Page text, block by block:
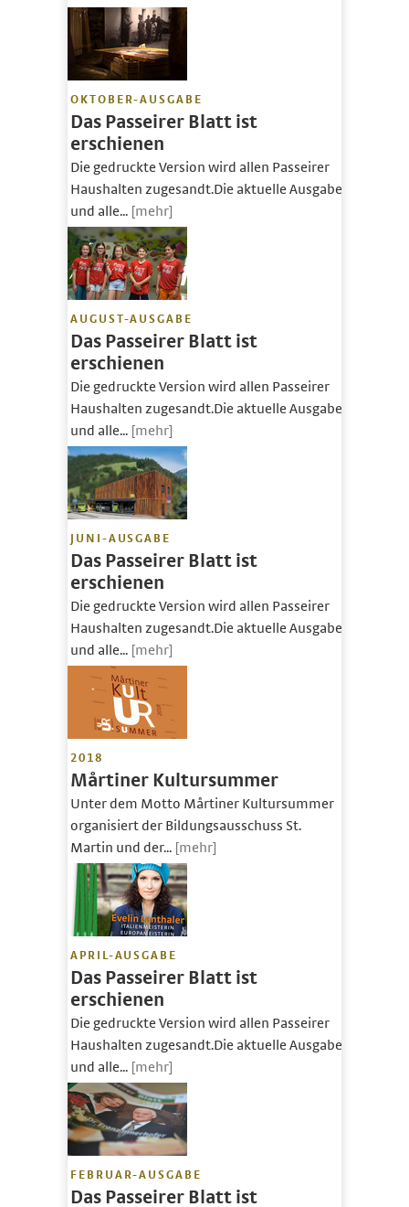
OKTOBER-AUSGABE
Das Passeirer Blatt ist
erschienen
Die gedruckte Version wird allen Passeirer
Haushalten zugesandt.Die aktuelle Ausgabe
und alle... [mehr]
AUGUST-AUSGABE
Das Passeirer Blatt ist
erschienen
Die gedruckte Version wird allen Passeirer
Haushalten zugesandt.Die aktuelle Ausgabe
und alle... [mehr]
JUNI-AUSGABE
Das Passeirer Blatt ist
erschienen
Die gedruckte Version wird allen Passeirer
Haushalten zugesandt.Die aktuelle Ausgabe
und alle... [mehr]
2018
Mårtiner Kultursummer
Unter dem Motto Mårtiner Kultursummer
organisiert der Bildungsausschuss St.
Martin und der... [mehr]
APRIL-AUSGABE
Das Passeirer Blatt ist
erschienen
Die gedruckte Version wird allen Passeirer
Haushalten zugesandt.Die aktuelle Ausgabe
und alle... [mehr]
FEBRUAR-AUSGABE
Das Passeirer Blatt ist